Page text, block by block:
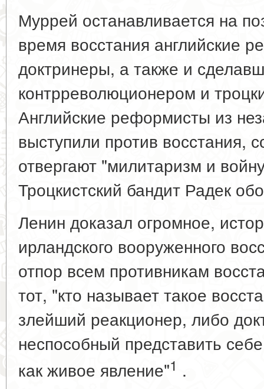
Муррей останавливается на
время восстания английские
доктринеры, а также и
контрреволюционером и
Английские реформисты из
выступили против восстания,
отвергают "милитаризм и
Троцкистский бандит Радек
Ленин доказал огромное,
ирландского вооруженного
отпор всем противникам
тот, "кто называет такое
злейший реакционер, либо
неспособный представить
как живое явление"1 .